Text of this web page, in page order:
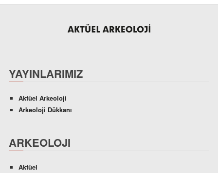
YAYINLARIMIZ
Aktüel Arkeoloji
Arkeoloji Dükkanı
ARKEOLOJI
Aktüel